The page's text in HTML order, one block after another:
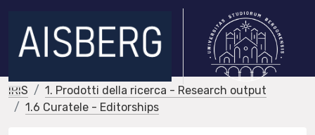
IRIS
1. Prodotti della ricerca - Research output
1.6 Curatele - Editorships